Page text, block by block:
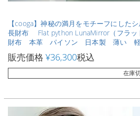
【cooga】神秘の満月をモチーフにした
長財布 Flat python LunaMirror（フラッ
財布 本革 パイソン 日本製 薄い 軽
販売価格 ¥36,300税込
在庫